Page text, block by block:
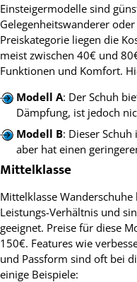
Einsteigermodelle sind
Gelegenheitswanderer
Preiskategorie liegen die
meist zwischen 40€ und
Funktionen und Komfort.
Modell A: Der Schuh
Dämpfung, ist jedoch
Modell B: Dieser
aber hat einen
Mittelklasse
Mittelklasse
Leistungs-Verhältnis und
geeignet. Preise für diese
150€. Features wie
und Passform sind oft bei
einige Beispiele: